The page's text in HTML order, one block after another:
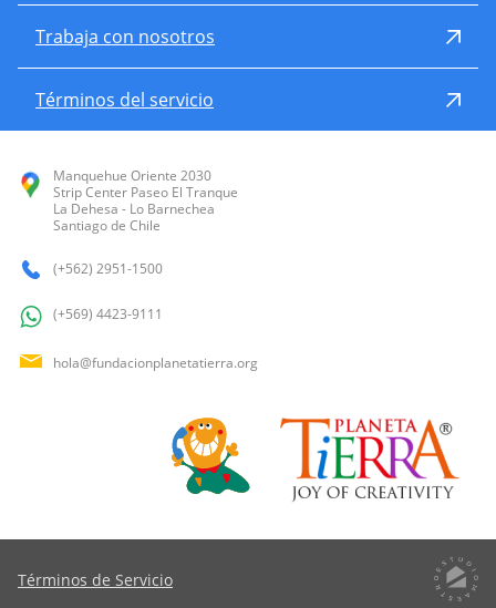
Trabaja con nosotros
Términos del servicio
Manquehue Oriente 2030
Strip Center Paseo El Tranque
La Dehesa - Lo Barnechea
Santiago de Chile
(+562) 2951-1500
(+569) 4423-9111
hola@fundacionplanetatierra.org
Términos de Servicio